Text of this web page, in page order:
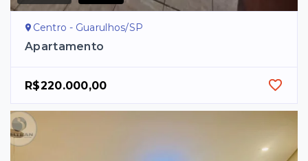
Centro - Guarulhos/SP
Apartamento
R$220.000,00